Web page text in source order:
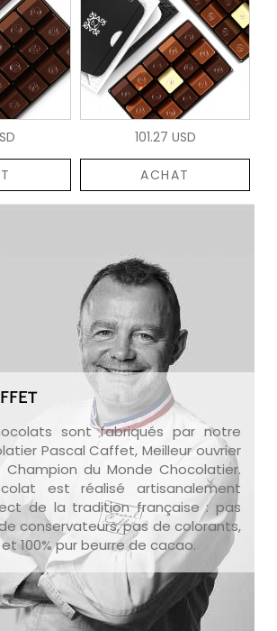
101.27 USD
ACHAT
sont fabriqués par notre
Pascal Caffet, Meilleur ouvrier
du Monde Chocolatier.
est réalisé artisanalement
de la tradition française : pas
conservateurs, pas de colorants,
100% pur beurre de cacao.